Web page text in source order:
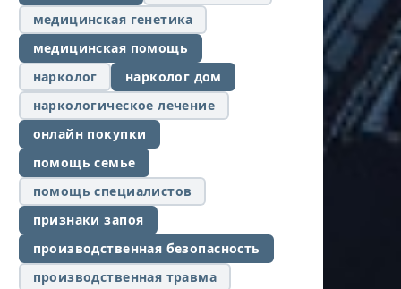
медицинская генетика
медицинская помощь
нарколог
нарколог дом
наркологическое лечение
онлайн покупки
помощь семье
помощь специалистов
признаки запоя
производственная безопасность
производственная травма